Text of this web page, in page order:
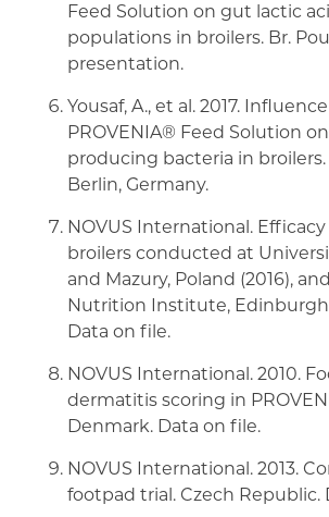
Feed Solution on gut lactic
populations in broilers. Br.
presentation.
Yousaf, A., et al. 2017.
PROVENIA® Feed Solution
producing bacteria in broilers.
Berlin, Germany.
NOVUS International.
broilers conducted at
and Mazury, Poland (2016),
Nutrition Institute, Edinburgh,
Data on file.
NOVUS International. 2010.
dermatitis scoring in
Denmark. Data on file.
NOVUS International. 2013.
footpad trial. Czech Republic.